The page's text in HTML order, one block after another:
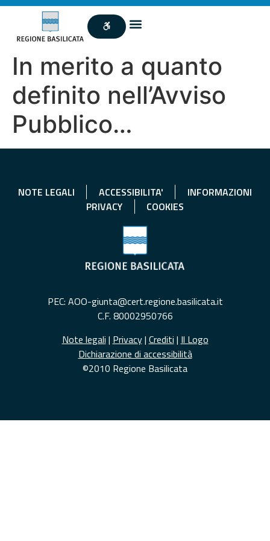
In merito a quanto
definito nell’Avviso
Pubblico…
NOTE LEGALI ACCESSIBILITA'
INFORMAZIONI
PRIVACY
COOKIES
PEC: AOO-giunta@cert.regione.basilicata.it
C.F. 80002950766
Note legali | Privacy| Crediti | Il Logo
Dichiarazione di accessibilità
©2010 Regione Basilicata